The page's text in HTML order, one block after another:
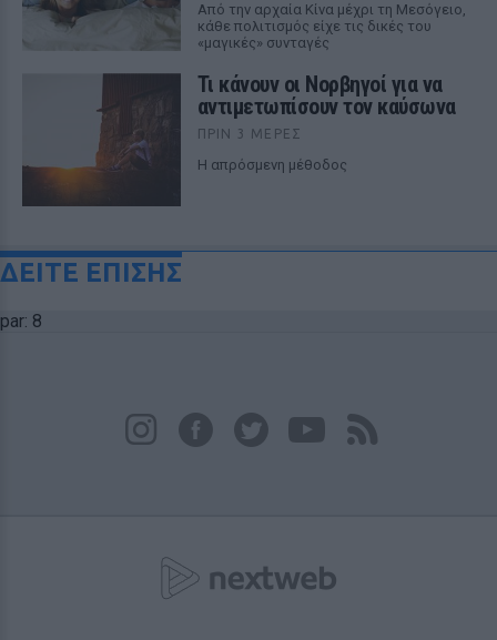
Από την αρχαία Κίνα μέχρι τη Μεσόγειο,
κάθε πολιτισμός είχε τις δικές του
«μαγικές» συνταγές
Τι κάνουν οι Νορβηγοί για να
αντιμετωπίσουν τον καύσωνα
ΠΡΙΝ 3 ΜΈΡΕΣ
Η απρόσμενη μέθοδος
ΔΕΙΤΕ ΕΠΙΣΗΣ
par: 8